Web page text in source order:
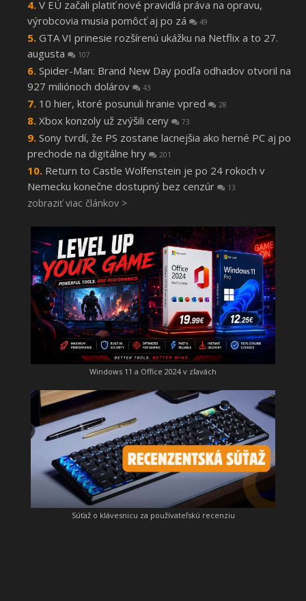
V EÚ začali platiť nové pravidlá práva na opravu,
výrobcovia musia pomôcť aj po zá
49
GTA VI prinesie rozšírenú ukážku na Netflix a to 27.
augusta
107
Spider-Man: Brand New Day podľa odhadov otvoril na
927 miliónoch dolárov
43
10 hier, ktoré posunuli hranie vpred 28
Xbox konzoly už zvýšili ceny 73
Sony tvrdí, že PS zostane lacnejšia ako herné PC aj po
prechode na digitálne hry
201
Return to Castle Wolfenstein je po 24 rokoch v
Nemecku konečne dostupný bez cenzúr
13
zobraziť viac článkov >
Windows 11 a Office 2024 v zľavách
Súťaž o klávesnicu za používateľskú recenziu